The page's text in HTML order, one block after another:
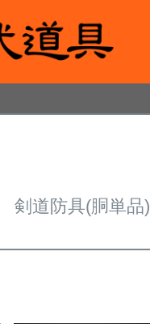
剣道防具(胴単品)